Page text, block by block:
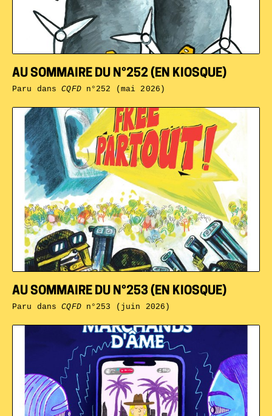
AU SOMMAIRE DU N°253 (EN KIOSQUE)
Paru dansCQFDn°253 (juin 2026)
AU SOMMAIRE DU N°252 (EN KIOSQUE)
Paru dansCQFDn°252 (mai 2026)